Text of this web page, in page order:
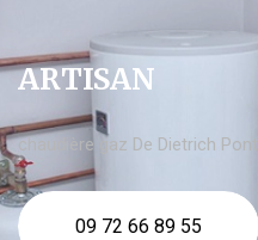
ARTISAN
chaudière gaz De Dietrich
09 72 66 89 55